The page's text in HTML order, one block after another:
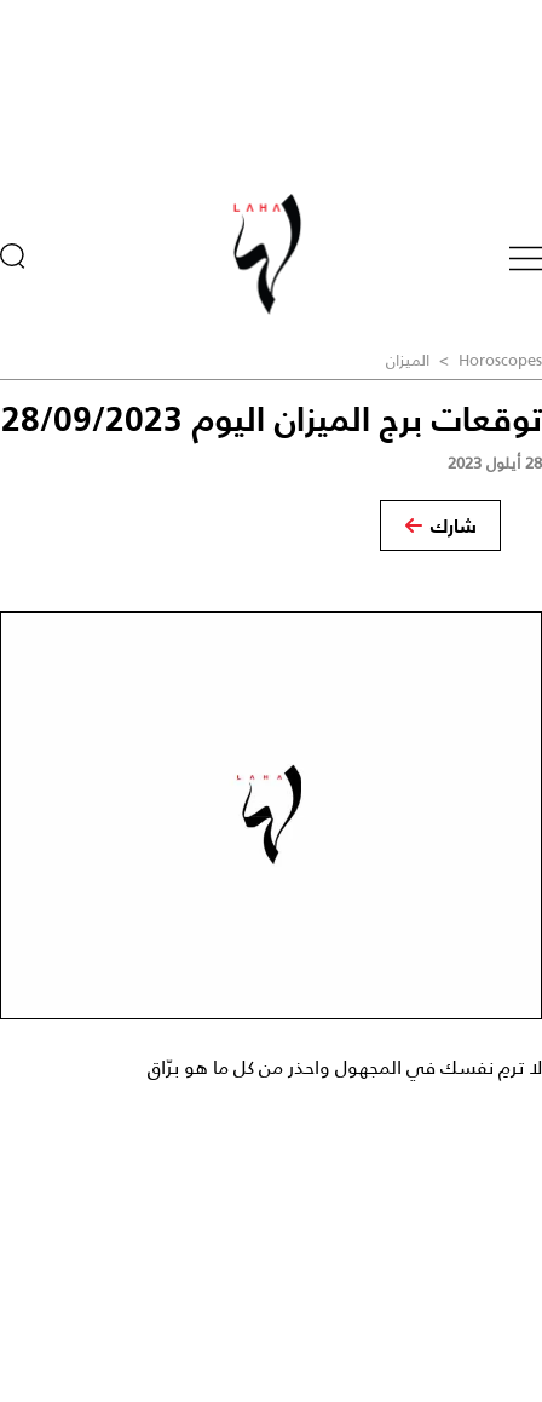
Horoscopes
> الميزان
توقعات برج الميزان اليوم 28/09/2023
28 أيلول 2023
شارك
لا ترمِ نفسك في المجهول واحذر من كل ما هو برّاق